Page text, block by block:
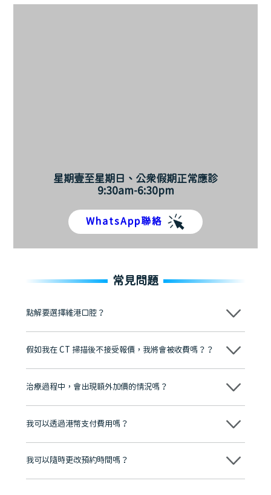
星期壹至星期日、公眾假期正常應診
9:30am-6:30pm
WhatsApp聯絡
常見問題
點解要選擇維港口腔？
維港口腔踐行「醫道濟世」的大學校訓，各分院匯聚來自香港、內地的
牌」、「2025香港企業領袖品牌」，是諾貝爾種植系統全球放心植牙中
至今已服務超過三十個國家和地區的顧客，受到粵港澳大灣區及周邊城
市市民極高的口碑評價及信任推薦 珠海、深圳設有八大分院，香港亦設
有咨詢及服務保障中心，有任何問題都可以隨時預約免費咨詢，讓人十
假如我在 CT 掃描後不接受報價，我將會被收費嗎？？
不會！只要未開始實際服務之前，你不會被收取任何費用。
治療過程中，會出現額外加價的情況嗎？
不會，治療前我們會詳細說明治療方案及對應的價錢，顧客同意並簽字
我可以透過港幣支付費用嗎？
可以。維港口腔會按照當日匯率轉算收取費用，而匯率會及時告知客人
我可以隨時更改預約時間嗎？
可以，請盡早通過wechat或whatsapp聯絡我們，告知我們你原本預約